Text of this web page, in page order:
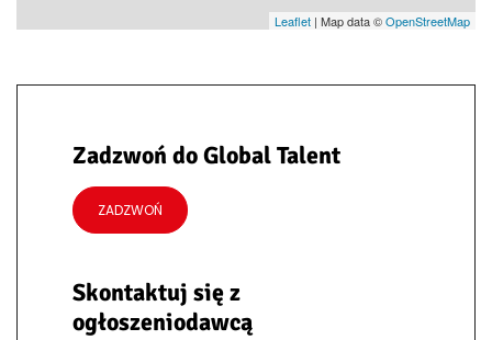
Leaflet | Map data ©OpenStreetMap
Zadzwoń do Global Talent
ZADZWOŃ
Skontaktuj się z
ogłoszeniodawcą